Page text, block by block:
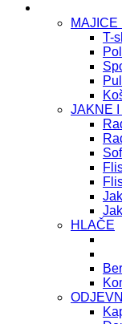
MAJICE
T-
JAKNE I
HLAČE